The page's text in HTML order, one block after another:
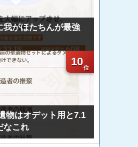
我がほたちんが最強
10
物はオデット用と7.1
なこれ